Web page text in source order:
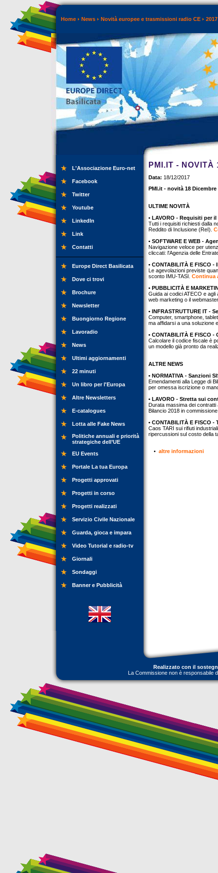
Home News Novità europee e trasmissioni radio CE 2017
L'Associazione Euro-net
Facebook
Twitter
Youtube
LinkedIn
Link
Contatti
Europe Direct Basilicata
Dove ci trovi
Brochure
Newsletter
Buongiorno Regione
Lavoradio
News
Ultimi aggiornamenti
22 minuti
Un libro per l'Europa
Altre Newsletters
E-catalogues
Lotta alle Fake News
Politiche annuali e priorità
strategiche dell’UE
EU Events
Portale La tua Europa
Progetti approvati
Progetti in corso
Progetti realizzati
Servizio Civile Nazionale
Guarda, gioca e impara
Video Tutorial e radio-tv
Giornali
Sondaggi
Banner e Pubblicità
PMI.IT - NOVITÀ
Data: 18/12/2017
PMI.it - novità 18 Dicembre
ULTIME NOVITÀ
• LAVORO - Requisiti per
Tutti i requisiti richiesti dalla
Reddito di Inclusione (ReI).
• SOFTWARE E WEB -
Navigazione veloce per
cliccati: l'Agenzia delle
• CONTABILITÀ E FISCO
Le agevolazioni previste
sconto IMU-TASI. Continua
• PUBBLICITÀ E
Guida ai codici ATECO e
web marketing o il
• INFRASTRUTTURE IT -
Computer, smartphone,
ma affidarsi a una soluzione
• CONTABILITÀ E FISCO
Calcolare il codice fiscale è
un modello già pronto da
ALTRE NEWS
• NORMATIVA - Sanzioni
Emendamenti alla Legge di
per omessa iscrizione o
• LAVORO - Stretta sui
Durata massima dei contratti
Bilancio 2018 in
• CONTABILITÀ E FISCO
Caos TARI sui rifiuti
ripercussioni sul costo della
• altre informazioni
Realizzato con il
La Commissione non è responsabile